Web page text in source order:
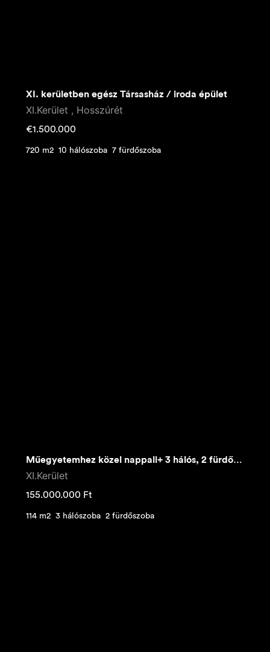
XI. kerületben egész Társasház / iroda épület
XI.Kerület , Hosszúrét
€1.500.000
720 m2 10 hálószoba 7 fürdőszoba
Műegyetemhez közel nappali+ 3 hálós, 2 fürdős lakás
XI.Kerület
155.000.000 Ft
114 m2 3 hálószoba 2 fürdőszoba